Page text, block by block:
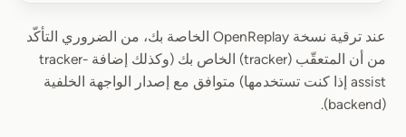
توافق المتعقّب (Tracker)عند ترقية نسخة OpenReplay الخاصة بك، من الضروري التأكّد
من أن المتعقّب (tracker) الخاص بك (وكذلك إضافة tracker-
assist إذا كنت تستخدمها) متوافق مع إصدار الواجهة الخلفية
(backend).